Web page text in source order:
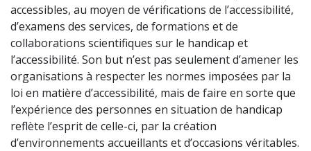
accessibles, au moyen de vérifications de l’accessibilité,
d’examens des services, de formations et de
collaborations scientifiques sur le handicap et
l’accessibilité. Son but n’est pas seulement d’amener les
organisations à respecter les normes imposées par la
loi en matière d’accessibilité, mais de faire en sorte que
l’expérience des personnes en situation de handicap
reflète l’esprit de celle-ci, par la création
d’environnements accueillants et d’occasions véritables.